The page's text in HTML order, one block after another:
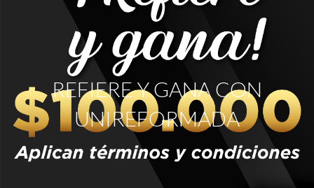
REFIERE Y GANA CON
UNIREFORMADA